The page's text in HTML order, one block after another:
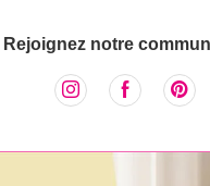
Rejoignez notre